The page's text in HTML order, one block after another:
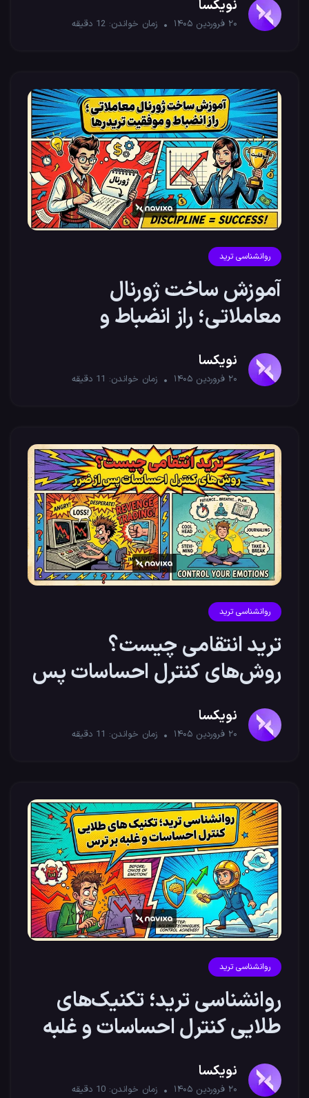
نویکسا
۲۰ فروردین ۱۴۰۵ زمان خواندن: 12 دقیقه
روانشناسی ترید
آموزش ساخت ژورنال
معاملاتی؛ راز انضباط و
نویکسا
۲۰ فروردین ۱۴۰۵ زمان خواندن: 11 دقیقه
روانشناسی ترید
ترید انتقامی چیست؟
روش‌های کنترل احساسات پس
از ضرر
نویکسا
۲۰ فروردین ۱۴۰۵ زمان خواندن: 11 دقیقه
روانشناسی ترید
روانشناسی ترید؛ تکنیک‌های
طلایی کنترل احساسات و غلبه
بر ترس
نویکسا
۲۰ فروردین ۱۴۰۵ زمان خواندن: 10 دقیقه